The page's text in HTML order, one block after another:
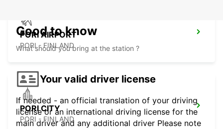
PORI AIRPORT
PORI - FINLAND
PORI CITY
PORI - FINLAND
Good to know
What should you bring at the station ?
Your valid driver license
If needed - an official translation of your driving
license or an international driving license for the
main driver and any additional driver Please note